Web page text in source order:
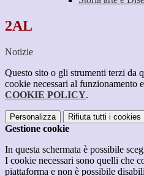
2AL
Notizie
Questo sito o gli strumenti terzi da
cookie necessari al funzionamento
COOKIE POLICY.
Personalizza Rifiuta tutti i cookies
Gestione cookie
In questa schermata è possibile
I cookie necessari sono quelli che
piattaforma e non è possibile